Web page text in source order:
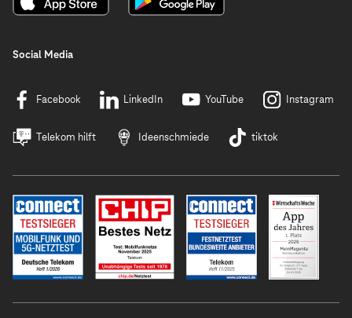
Social Media
Facebook LinkedIn YouTube Instagram
Telekom hilft Ideenschmiede tiktok